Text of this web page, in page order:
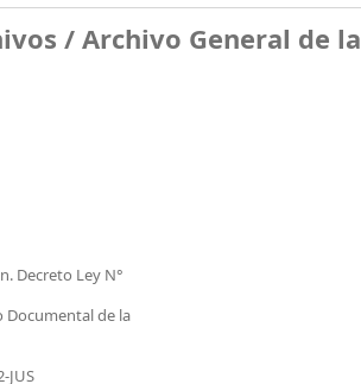
/Archivo General de la
Decreto Ley N°
Documental de la
JUS